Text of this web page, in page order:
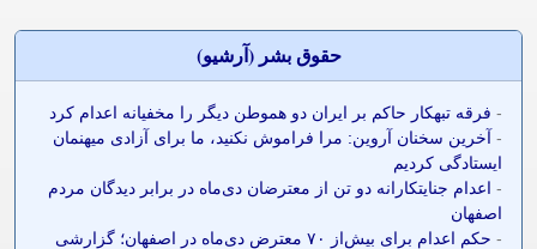
حقوق بشر (آرشيو)
- فرقه تبهکار حاکم بر ایران دو هموطن دیگر را مخفیانه اعدام کرد
- آخرین سخنان آروین: مرا فراموش نکنید، ما برای آزادی میهنمان
ایستادگی کردیم
- اعدام جنایتکارانه دو تن از معترضان دی‌ماه در برابر دیدگان مردم
اصفهان
-
حکم اعدام برای بیش‌از ۷۰ معترض دی‌ماه در اصفهان؛ گزارشی